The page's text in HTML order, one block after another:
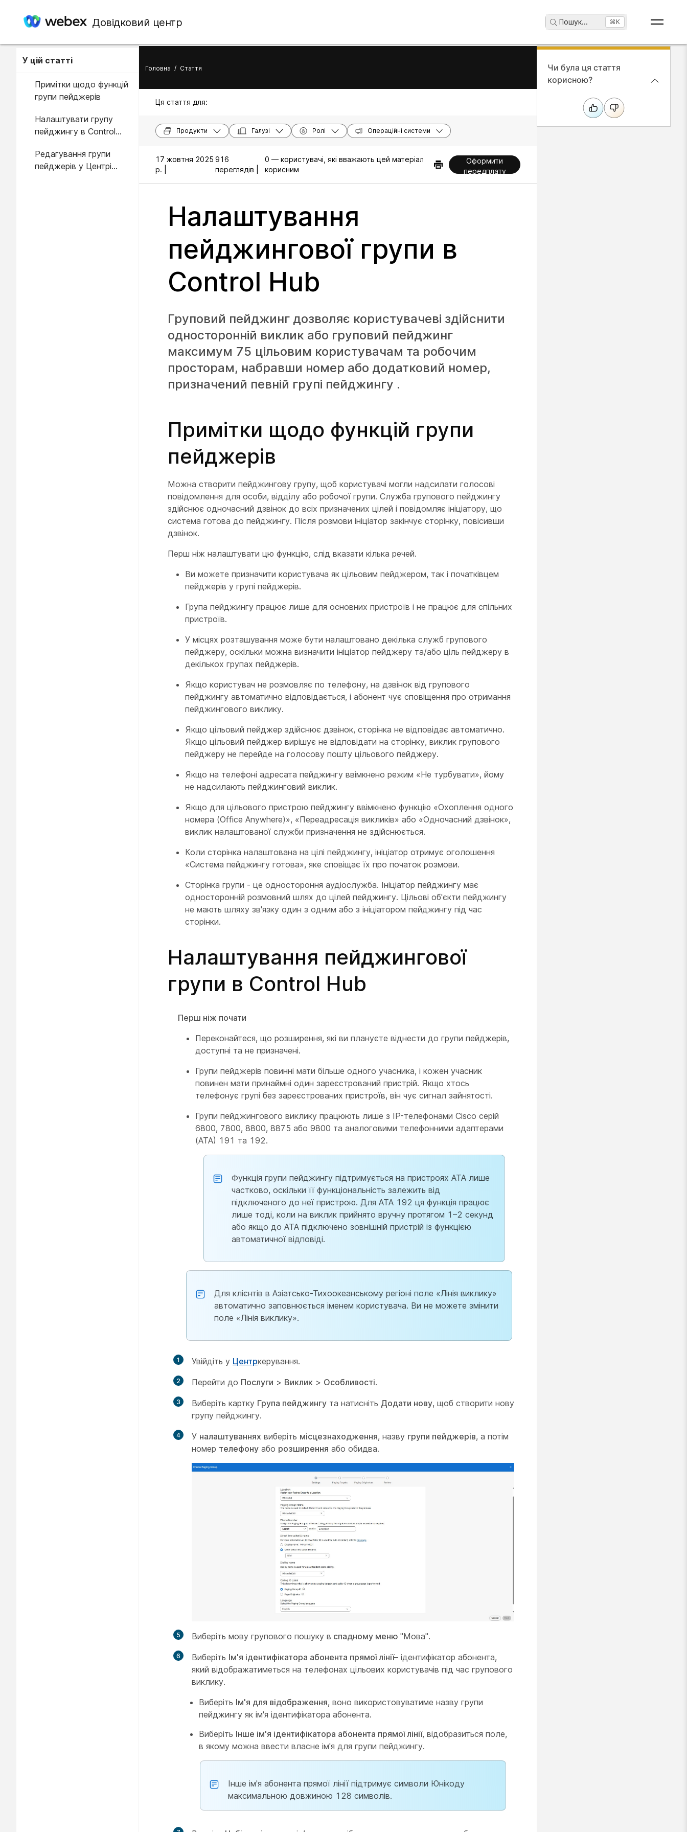
Довідковий центр Пошук... ⌘K
У цій статті
Примітки щодо функцій
групи пейджерів
Налаштувати групу
пейджингу в Control
Редагування групи
пейджерів у Центрі
Головна / Стаття
Ця стаття для:
Продукти Галузі Ролі Операційні системи
17 жовтня 2025
р. |
916
переглядів |
0 — користувачі, які вважають цей матеріал
корисним
Оформити
передплату
Налаштування
пейджингової групи в
Control Hub
Груповий пейджинг дозволяє користувачеві здійснити
односторонній виклик або груповий пейджинг
максимум 75 цільовим користувачам та робочим
просторам, набравши номер або додатковий номер,
призначений певній групі пейджингу .
Примітки щодо функцій групи
пейджерів
Можна створити пейджингову групу, щоб користувачі могли надсилати голосові
повідомлення для особи, відділу або робочої групи. Служба групового пейджингу
здійснює одночасний дзвінок до всіх призначених цілей і повідомляє ініціатору, що
система готова до пейджингу. Після розмови ініціатор закінчує сторінку, повісивши
дзвінок.
Перш ніж налаштувати цю функцію, слід вказати кілька речей.
Ви можете призначити користувача як цільовим пейджером, так і початківцем
пейджерів у групі пейджерів.
Група пейджингу працює лише для основних пристроїв і не працює для спільних
пристроїв.
У місцях розташування може бути налаштовано декілька служб групового
пейджеру, оскільки можна визначити ініціатор пейджеру та/або ціль пейджеру в
декількох групах пейджерів.
Якщо користувач не розмовляє по телефону, на дзвінок від групового
пейджингу автоматично відповідається, і абонент чує сповіщення про отримання
пейджингового виклику.
Якщо цільовий пейджер здійснює дзвінок, сторінка не відповідає автоматично.
Якщо цільовий пейджер вирішує не відповідати на сторінку, виклик групового
пейджеру не перейде на голосову пошту цільового пейджеру.
Якщо на телефоні адресата пейджингу ввімкнено режим «Не турбувати», йому
не надсилають пейджинговий виклик.
Якщо для цільового пристрою пейджингу ввімкнено функцію «Охоплення одного
номера (Office Anywhere)», «Переадресація викликів» або «Одночасний дзвінок»,
виклик налаштованої служби призначення не здійснюється.
Коли сторінка налаштована на цілі пейджингу, ініціатор отримує оголошення
«Система пейджингу готова», яке сповіщає їх про початок розмови.
Сторінка групи - це одностороння аудіослужба. Ініціатор пейджингу має
односторонній розмовний шлях до цілей пейджингу. Цільові об'єкти пейджингу
не мають шляху зв'язку один з одним або з ініціатором пейджингу під час
сторінки.
Налаштування пейджингової
групи в Control Hub
Перш ніж почати
Переконайтеся, що розширення, які ви плануєте віднести до групи пейджерів,
доступні та не призначені.
Групи пейджерів повинні мати більше одного учасника, і кожен учасник
повинен мати принаймні один зареєстрований пристрій. Якщо хтось
телефонує групі без зареєстрованих пристроїв, він чує сигнал зайнятості.
Групи пейджингового виклику працюють лише з IP-телефонами Cisco серій
6800, 7800, 8800, 8875 або 9800 та аналоговими телефонними адаптерами
(ATA) 191 та 192.
Функція групи пейджингу підтримується на пристроях ATA лише
частково, оскільки її функціональність залежить від
підключеного до неї пристрою. Для ATA 192 ця функція працює
лише тоді, коли на виклик прийнято вручну протягом 1–2 секунд
або якщо до ATA підключено зовнішній пристрій із функцією
автоматичної відповіді.
Для клієнтів в Азіатсько-Тихоокеанському регіоні поле «Лінія виклику»
автоматично заповнюється іменем користувача. Ви не можете змінити
поле «Лінія виклику».
1 Увійдіть у Центркерування.
2 Перейти до Послуги > Виклик > Особливості.
3 Виберіть картку Група пейджингу та натисніть Додати нову, щоб створити нову
групу пейджингу.
4 У налаштуваннях виберіть місцезнаходження, назву групи пейджерів, а потім
номер телефону або розширення або обидва.
5 Виберіть мову групового пошуку в спадному меню "Мова".
6 Виберіть Ім'я ідентифікатора абонента прямої лінії– ідентифікатор абонента,
який відображатиметься на телефонах цільових користувачів під час групового
виклику.
Виберіть Ім'я для відображення, воно використовуватиме назву групи
пейджингу як ім'я ідентифікатора абонента.
Виберіть Інше ім'я ідентифікатора абонента прямої лінії, відобразиться поле,
в якому можна ввести власне ім'я для групи пейджингу.
Інше ім'я абонента прямої лінії підтримує символи Юнікоду
максимальною довжиною 128 символів.
Чи була ця стаття
корисною?